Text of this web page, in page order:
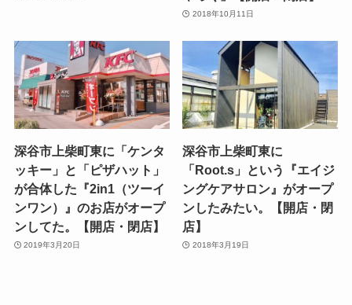
2018年10月11日
深谷市上柴町東に「ケンタ
ッキー」と「ピザハット」
が合体した『2in1（ツーイ
ンワン）』のお店がオープ
ンしてた。【開店・閉店】
2019年3月20日
深谷市上柴町東に
「Root.s」という『エイジ
ングケアサロン』がオープ
ンしたみたい。【開店・閉
店】
2018年3月19日